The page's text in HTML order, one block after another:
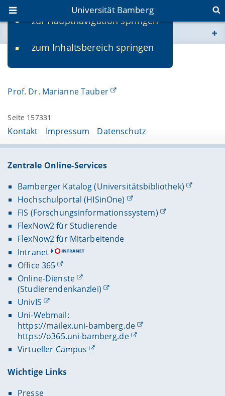
zur Hauptnavigation springen
zum Inhaltsbereich springen
Universität Bamberg
www.uni-bamberg.de
Kontakt
Prof. Dr. Marianne Tauber
Seite 157331
Kontakt Impressum Datenschutz
Zentrale Online-Services
Bamberger Katalog (Universitätsbibliothek)
Hochschulportal (HISinOne)
FIS (Forschungsinformationssystem)
FlexNow2 für Studierende
FlexNow2 für Mitarbeitende
Intranet
Office 365
Online-Dienste
(Studierendenkanzlei)
UnivIS
Uni-Webmail:
https://mailex.uni-bamberg.de
https://o365.uni-bamberg.de
Virtueller Campus
Wichtige Links
Presse